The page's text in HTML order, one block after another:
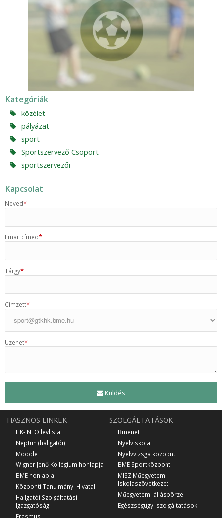
Kategóriák
közélet
pályázat
sport
Sportszervező Csoport
sportszervezői
Kapcsolat
Neved*
Email címed*
Tárgy*
Címzett*
Üzenet*
Küldés
HASZNOS LINKEK
HK-INFO levlista
Neptun (hallgatói)
Moodle
Wigner Jenő Kollégium honlapja
BME honlapja
Központi Tanulmányi Hivatal
Hallgatói Szolgáltatási
Igazgatóság
Erasmus
SZOLGÁLTATÁSOK
Bmenet
Nyelviskola
Nyelvvizsga központ
BME Sportközpont
MISZ Műegyetemi
Iskolaszövetkezet
Műegyetemi állásbörze
Egészségügyi szolgáltatások